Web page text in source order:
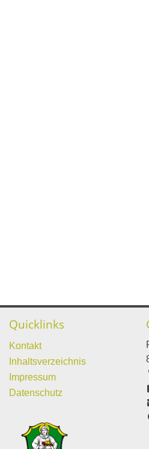
Quicklinks
Kontakt
Inhaltsverzeichnis
Impressum
Datenschutz